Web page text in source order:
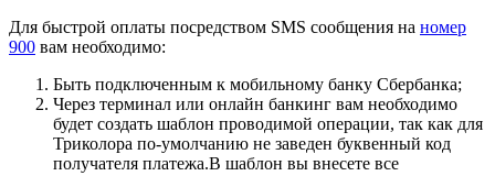
Для быстрой оплаты посредством SMS сообщения на номер
900 вам необходимо:
Быть подключенным к мобильному банку Сбербанка;
Через терминал или онлайн банкинг вам необходимо
будет создать шаблон проводимой операции, так как для
Триколора по-умолчанию не заведен буквенный код
получателя платежа.В шаблон вы внесете все